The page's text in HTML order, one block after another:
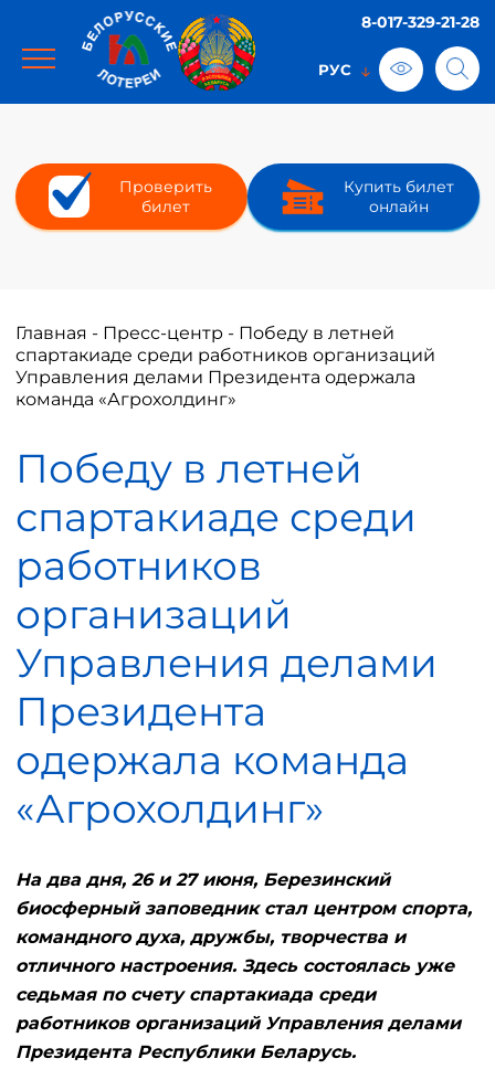
8-017-329-21-28
Проверить
билет
Купить билет
онлайн
Главная - Пресс-центр - Победу в летней
спартакиаде среди работников организаций
Управления делами Президента одержала
команда «Агрохолдинг»
Победу в летней
спартакиаде среди
работников
организаций
Управления делами
Президента
одержала команда
«Агрохолдинг»
На два дня, 26 и 27 июня, Березинский
биосферный заповедник стал центром спорта,
командного духа, дружбы, творчества и
отличного настроения. Здесь состоялась уже
седьмая по счету спартакиада среди
работников организаций Управления делами
Президента Республики Беларусь.